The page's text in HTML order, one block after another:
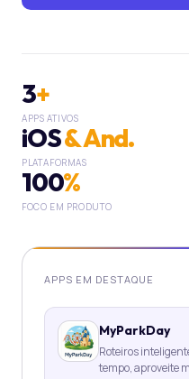
3+
APPS ATIVOS
iOS& And.
PLATAFORMAS
100%
FOCO EM PRODUTO
APPS EM DESTAQUE
MyParkDay
Roteiros
tempo, aproveite